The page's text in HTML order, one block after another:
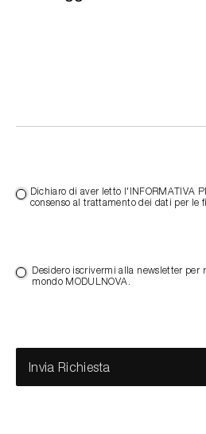
Dichiaro di aver letto l'INFORMATIVA
consenso al trattamento dei dati per le
Desidero iscrivermi alla newsletter per
mondo MODULNOVA.
Invia Richiesta